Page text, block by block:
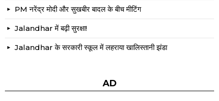
PM नरेंद्र मोदी और सुखबीर बादल के बीच मीटिंग
Jalandhar में बढ़ी सुरक्षा!
Jalandhar के सरकारी स्कूल में लहराया खालिस्तानी झंडा
AD